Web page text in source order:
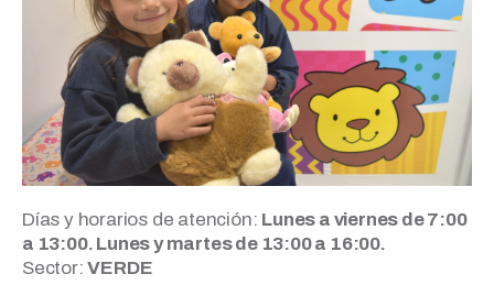
Días y horarios de atención: Lunes a viernes de 7:00
a 13:00. Lunes y martes de 13:00 a 16:00.
Sector:VERDE